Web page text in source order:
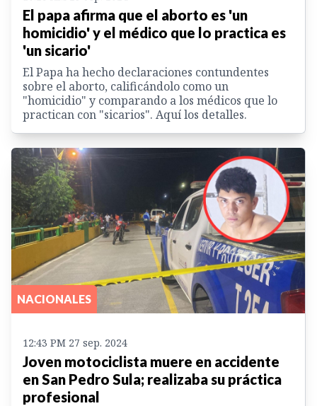
El papa afirma que el aborto es 'un
homicidio' y el médico que lo practica es
'un sicario'
El Papa ha hecho declaraciones contundentes
sobre el aborto, calificándolo como un
"homicidio" y comparando a los médicos que lo
practican con "sicarios". Aquí los detalles.
NACIONALES
12:43 PM 27 sep. 2024
Joven motociclista muere en accidente
en San Pedro Sula; realizaba su práctica
profesional